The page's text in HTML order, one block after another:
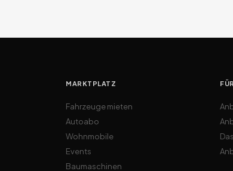
MARKTPLATZ
Fahrzeuge mieten
Autoabo
Wohnmobile
Events
Baumaschinen